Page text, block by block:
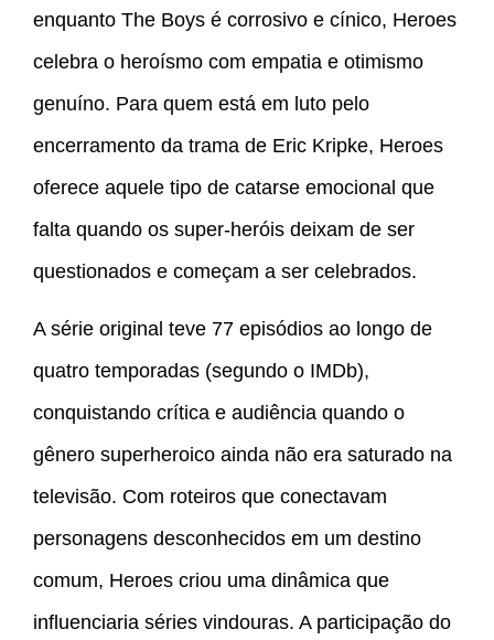
enquanto The Boys é corrosivo e cínico, Heroes
celebra o heroísmo com empatia e otimismo
genuíno. Para quem está em luto pelo
encerramento da trama de Eric Kripke, Heroes
oferece aquele tipo de catarse emocional que
falta quando os super-heróis deixam de ser
questionados e começam a ser celebrados.
A série original teve 77 episódios ao longo de
quatro temporadas (segundo o IMDb),
conquistando crítica e audiência quando o
gênero superheroico ainda não era saturado na
televisão. Com roteiros que conectavam
personagens desconhecidos em um destino
comum, Heroes criou uma dinâmica que
influenciaria séries vindouras. A participação do